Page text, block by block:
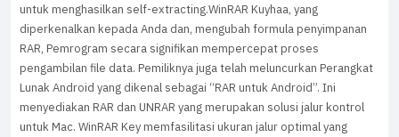
untuk menghasilkan self-extracting.WinRAR Kuyhaa, yang
diperkenalkan kepada Anda dan, mengubah formula penyimpanan
RAR, Pemrogram secara signifikan mempercepat proses
pengambilan file data. Pemiliknya juga telah meluncurkan Perangkat
Lunak Android yang dikenal sebagai “RAR untuk Android”. Ini
menyediakan RAR dan UNRAR yang merupakan solusi jalur kontrol
untuk Mac. WinRAR Key memfasilitasi ukuran jalur optimal yang